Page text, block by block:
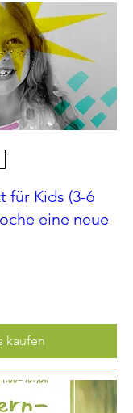
für Kids (3-6
eine neue
kaufen